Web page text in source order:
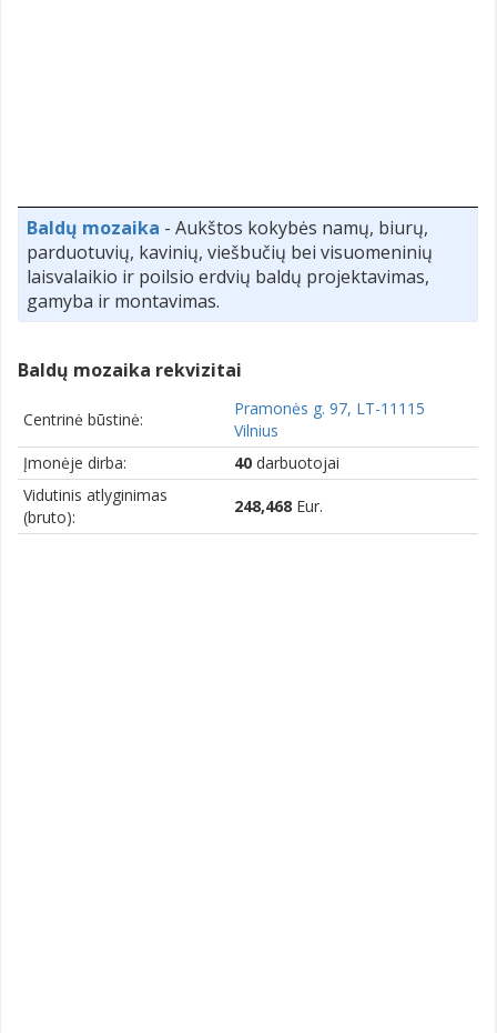
Baldų mozaika - Aukštos kokybės namų, biurų,
parduotuvių, kavinių, viešbučių bei visuomeninių
laisvalaikio ir poilsio erdvių baldų projektavimas,
gamyba ir montavimas.
Baldų mozaika rekvizitai
Centrinė būstinė:
Pramonės g. 97, LT-11115
Vilnius
Įmonėje dirba:
40 darbuotojai
Vidutinis atlyginimas
(bruto):
248,468 Eur.